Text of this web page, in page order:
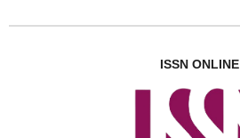
ISSN ONLINE